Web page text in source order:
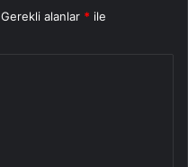
Gerekli alanlar * ile